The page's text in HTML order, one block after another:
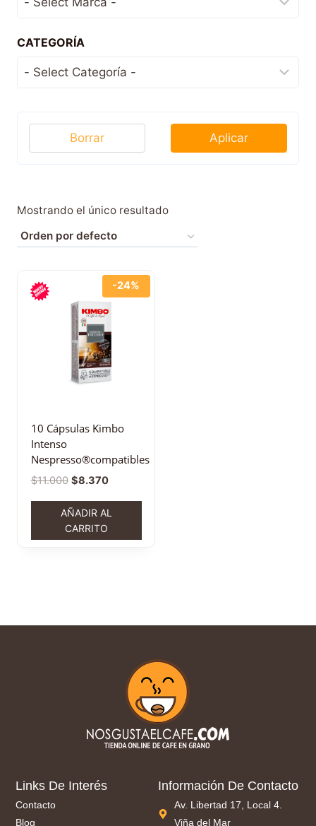
Mostrando el único resultado
-24%
10 Cápsulas Kimbo
Intenso
Nespresso®compatibles
$11.000 $8.370
AÑADIR AL
CARRITO
CATEGORÍA
Aplicar
Borrar
Links De Interés
Contacto
Blog
Información De Contacto
Av. Libertad 17, Local 4.
Viña del Mar